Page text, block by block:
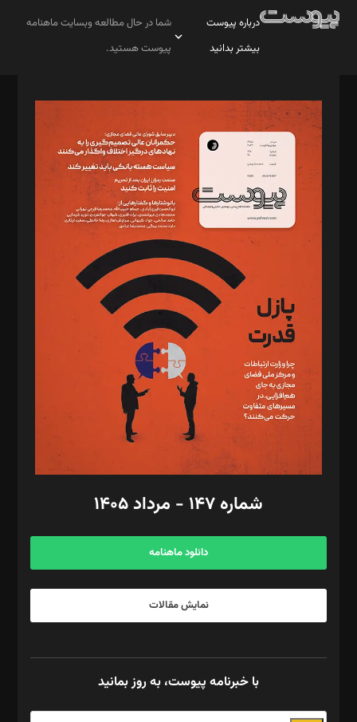
درباره پیوست
بیشتر بدانید
شما در حال مطالعه وبسایت ماهنامه
پیوست هستید.
مدیر مسئول: محمدباقر اثنی‌عشری
سردبیر: مهرک محمودی
دبیر تحریریه: میثم قاسمی
د‌بیر ناداستان: سمانه سمیع
د‌بیر خدمت و تجارت: ابوالفضل رجبی
د‌بیر حقوق فناوری: حسام‌الدین ایپکچی
د‌بیر پیوست جهان: مینا پاکدل
د‌بیر تحریریه آنلاین: بابک نقاش
تحریریه‌: مجتبی محمود‌ی، آرش برهمند، یسنا امان‌پور، سروش کرمیان،
مصطفی مسجدی آرانی، ابوالفضل رجبی، زهرا فکرانه، فائزه فتحی
رستمی،مصطفی باستان
ویرایش: نگار استاد‌‌آقا
طراح یونیفرم: مجید توکلی
فیلمبرداری و عکاسی: امیر شفیعی، مانی لطفی زاده
گرافیک و صفحه‌آرایی: سید‌سبحان‌علی ثابت
مد‌یر توسعه تجاری: کامبیز برید‌
امور مالی: شاپور رهبری، محمد‌ کاظمی‌نیا
آگهی و مشترکین: ۰۹۱۹۹۹۹۰۴۵۴
شماره ۱۴۷ - مرداد ۱۴۰۵
دانلود ماهنامه
نمایش مقالات
با خبرنامه پیوست، به روز بمانید